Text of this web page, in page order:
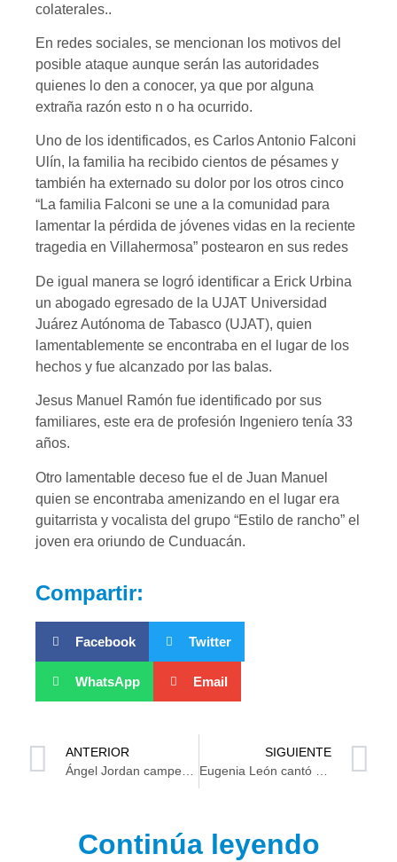
colaterales..
En redes sociales, se mencionan los motivos del
posible ataque aunque serán las autoridades
quienes lo den a conocer, ya que por alguna
extraña razón esto n o ha ocurrido.
Uno de los identificados, es Carlos Antonio Falconi
Ulín, la familia ha recibido cientos de pésames y
también ha externado su dolor por los otros cinco
“La familia Falconi se une a la comunidad para
lamentar la pérdida de jóvenes vidas en la reciente
tragedia en Villahermosa” postearon en sus redes
De igual manera se logró identificar a Erick Urbina
un abogado egresado de la UJAT Universidad
Juárez Autónoma de Tabasco (UJAT), quien
lamentablemente se encontraba en el lugar de los
hechos y fue alcanzado por las balas.
Jesus Manuel Ramón fue identificado por sus
familiares, este era de profesión Ingeniero tenía 33
años.
Otro lamentable deceso fue el de Juan Manuel
quien se encontraba amenizando en el lugar era
guitarrista y vocalista del grupo “Estilo de rancho” el
joven era oriundo de Cunduacán.
Compartir:
Facebook Twitter
WhatsApp Email
ANTERIOR
SIGUIENTE
Continúa leyendo